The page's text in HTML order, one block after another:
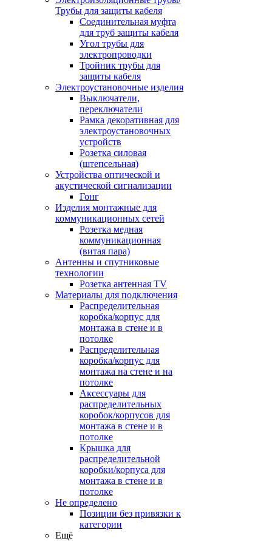
Трубы для защиты кабеля
Соединительная муфта
для труб защиты кабеля
Угол трубы для
электропроводки
Тройник трубы для
защиты кабеля
Электроустановочные изделия
Выключатели,
переключатели
Рамка декоративная для
электроустановочных
устройств
Розетка силовая
(штепсельная)
Устройства оптической и
акустической сигнализации
Гонг
Изделия монтажные для
коммуникационных сетей
Розетка медная
коммуникационная
(витая пара)
Антенны и спутниковые
технологии
Розетка антенная TV
Материалы для подключения
Распределительная
коробка/корпус для
монтажа в стене и в
потолке
Распределительная
коробка/корпус для
монтажа на стене и на
потолке
Аксессуары для
распределительных
коробок/корпусов для
монтажа в стене и в
потолке
Крышка для
распределительной
коробки/корпуса для
монтажа в стене и в
потолке
Не определено
Позиции без привязки к
категории
Ещё